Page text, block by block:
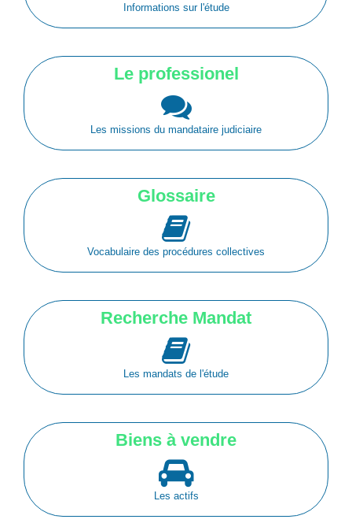
Informations sur l'étude
Le professionel
Les missions du mandataire judiciaire
Glossaire
Vocabulaire des procédures collectives
Recherche Mandat
Les mandats de l'étude
Biens à vendre
Les actifs